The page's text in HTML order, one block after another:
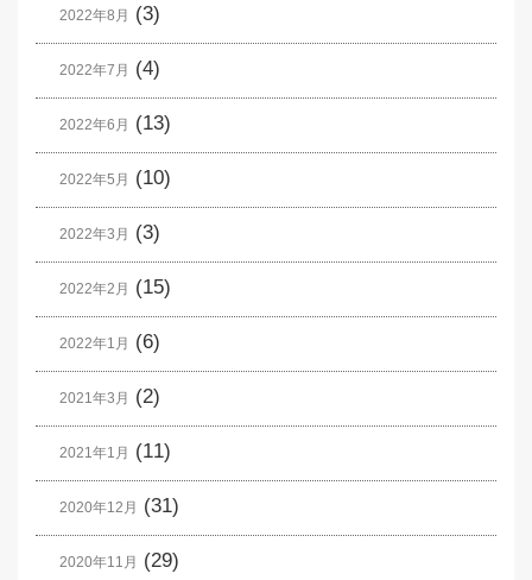
2022年8月 (3)
2022年7月 (4)
2022年6月 (13)
2022年5月 (10)
2022年3月 (3)
2022年2月 (15)
2022年1月 (6)
2021年3月 (2)
2021年1月 (11)
2020年12月 (31)
2020年11月 (29)